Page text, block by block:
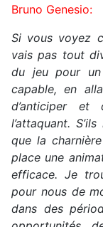
Bruno Genesio:
Si vous voyez
vais pas tout
du jeu pour
capable, en
d’anticiper
l’attaquant.
que la
place une
efficace. Je
pour nous de
dans des